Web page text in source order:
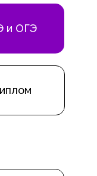
и ОГЭ